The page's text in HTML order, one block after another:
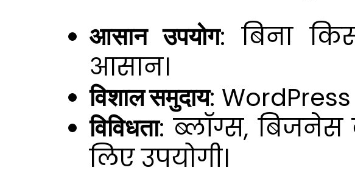
आसान उपयोग: बिना
आसान।
विशाल समुदाय:
विविधता: ब्लॉग्स,
लिए उपयोगी।